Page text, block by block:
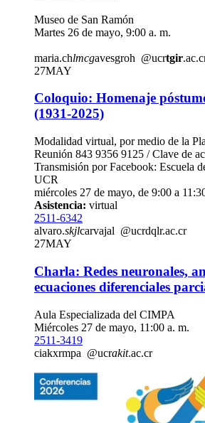
Museo de San Ramón
Martes 26 de mayo, 9:00 a. m.
maria.chlmcgavesgroh @ucrtgir
27MAY
Coloquio: Homenaje
(1931-2025)
Modalidad virtual, por medio de la
Reunión 843 9356 9125 / Clave de
Transmisión por Facebook: Escuela
UCR
miércoles 27 de mayo, de 9:00 a
Asistencia: virtual
2511-6342
alvaro.skjlcarvajal @ucrdqlr.ac.cr
27MAY
Charla: Redes neuronales,
ecuaciones diferenciales
Aula Especializada del CIMPA
Miércoles 27 de mayo, 11:00 a. m.
2511-3419
ciakxrmpa @ucrakit.ac.cr